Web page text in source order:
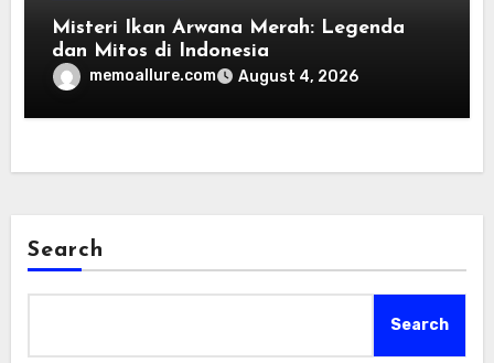
Misteri Ikan Arwana Merah: Legenda
dan Mitos di Indonesia
memoallure.com August 4, 2026
Search
Search